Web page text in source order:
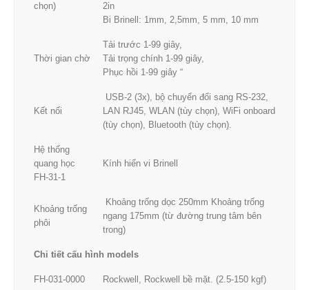
chọn)
2in
Bi Brinell: 1mm, 2,5mm, 5 mm, 10 mm
Thời gian chờ
Tải trước 1-99 giây,
Tải trọng chính 1-99 giây,
Phục hồi 1-99 giây “
Kết nối
USB-2 (3x), bộ chuyển đổi sang RS-232,
LAN RJ45, WLAN (tùy chọn), WiFi onboard
(tùy chọn), Bluetooth (tùy chọn).
Hệ thống
quang học
FH-31-1
Kính hiển vi Brinell
Khoảng trống
phôi
Khoảng trống dọc 250mm Khoảng trống
ngang 175mm (từ đường trung tâm bên
trong)
Chi tiết cấu hình models
FH-031-0000 Rockwell, Rockwell bề mặt. (2.5-150 kgf)